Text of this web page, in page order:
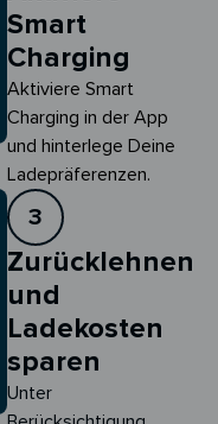
Smart
Charging
Aktiviere Smart
Charging in der App
und hinterlege Deine
Ladepräferenzen.
3
Zurücklehnen
und
Ladekosten
sparen
Unter